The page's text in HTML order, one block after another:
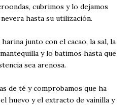
cubrimos y lo dejamos
hasta su utilización.
junto con el cacao, la sal, la
y lo batimos hasta que
sea arenosa.
de té y comprobamos que ha
huevo y el extracto de vainilla y